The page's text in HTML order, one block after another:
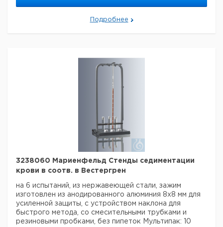
Подробнее
3238060 Мариенфельд Стенды седиментации
крови в соотв. в Вестергрен
на 6 испытаний, из нержавеющей стали, зажим
изготовлен из анодированного алюминия 8x8 мм для
усиленной защиты, с устройством наклона для
быстрого метода, со смесительными трубками и
резиновыми пробками, без пипеток
Мультипак: 10